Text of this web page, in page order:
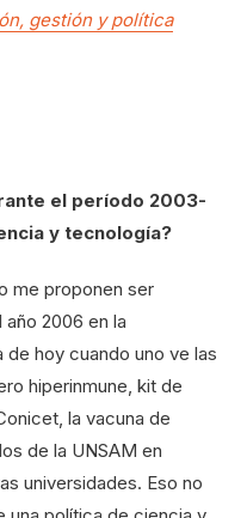
gestión y política
el período 2003-
y tecnología?
me proponen ser
2006 en la
de hoy cuando uno ve las
hiperinmune, kit de
la vacuna de
de la UNSAM en
universidades. Eso no